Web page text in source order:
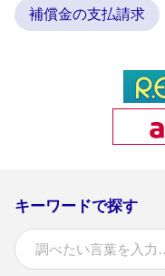
キーワードで探す
補償金の支払請求